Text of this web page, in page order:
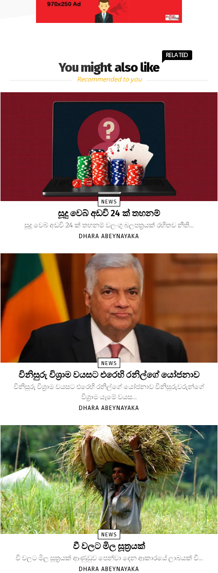
You might also like
RELATED
Recommended to you
NEWS
සූදු වෙබ් අඩවි 24 ක් තහනම්
සූදු වෙබ් අඩවි 24 ක් තහනම් වලංගු බලපත්‍රයක් රහිතව නීති...
DHARA ABEYNAYAKA
NEWS
විනිසුරු විශ්‍රාම වයසට එරෙහි රනිල්ගේ යෝජනාව
විනිසුරු විශ්‍රාම වයසට එරෙහි රනිල්ගේ යෝජනාව විනිසුරුවරුන්ගේ
විශ්‍රාම යෑමේ වයස...
DHARA ABEYNAYAKA
NEWS
වී වලට මිල සූත්‍රයක්
වී වලට මිල සූත්‍රයක් ආණුඩුව පෙන්වා දෙන ආකාරයේ ලාබයක් වී...
DHARA ABEYNAYAKA